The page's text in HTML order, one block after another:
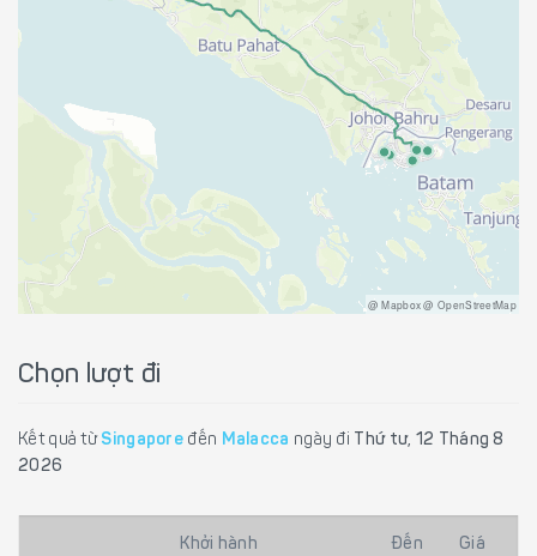
@ Mapbox @ OpenStreetMap
Chọn lượt đi
Kết quả từ Singapore đến Malacca ngày đi Thứ tư, 12 Tháng 8
2026
Khởi hành Đến Giá